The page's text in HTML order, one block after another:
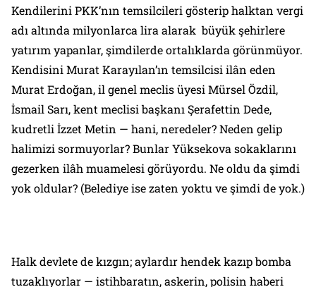
Kendilerini PKK’nın temsilcileri gösterip halktan vergi
adı altında milyonlarca lira alarak büyük şehirlere
yatırım yapanlar, şimdilerde ortalıklarda görünmüyor.
Kendisini Murat Karayılan’ın temsilcisi ilân eden
Murat Erdoğan, il genel meclis üyesi Mürsel Özdil,
İsmail Sarı, kent meclisi başkanı Şerafettin Dede,
kudretli İzzet Metin — hani, neredeler? Neden gelip
halimizi sormuyorlar? Bunlar Yüksekova sokaklarını
gezerken ilâh muamelesi görüyordu. Ne oldu da şimdi
yok oldular? (Belediye ise zaten yoktu ve şimdi de yok.)
Halk devlete de kızgın; aylardır hendek kazıp bomba
tuzaklıyorlar — istihbaratın, askerin, polisin haberi